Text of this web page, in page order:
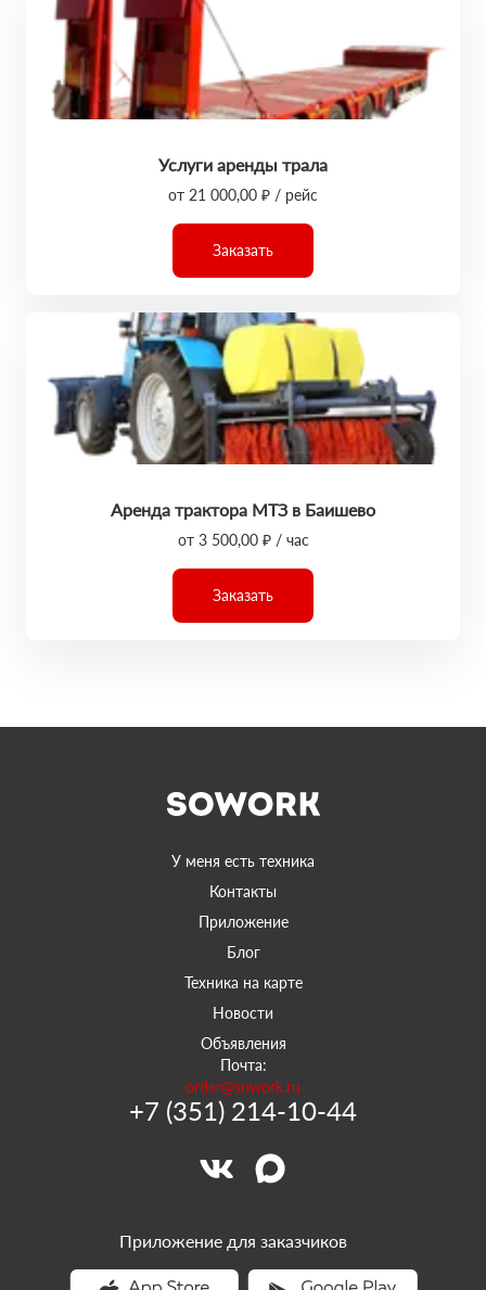
Услуги аренды трала
от 21 000,00 ₽ / рейс
Заказать
Аренда трактора МТЗ в Баишево
от 3 500,00 ₽ / час
Заказать
У меня есть техника
Контакты
Приложение
Блог
Техника на карте
Новости
Объявления
Почта:
order@sowork.ru
+7 (351) 214-10-44
Приложение для заказчиков